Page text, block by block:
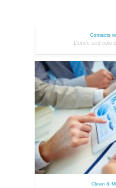
Contacts
Donec sed odio
Clean &